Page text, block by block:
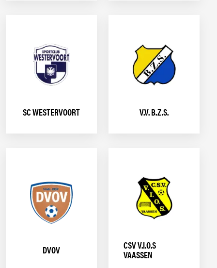
SC WESTERVOORT V.V. B.Z.S.
DVOV
CSV V.I.O.S
VAASSEN